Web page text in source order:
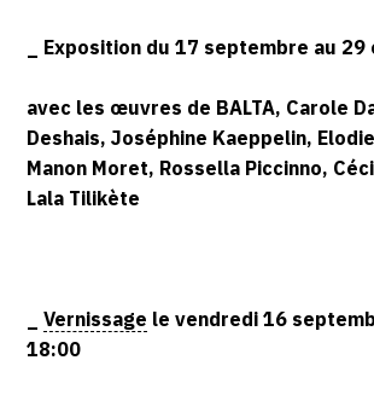
Roubaix
_ Exposition du 17 septembre au
avec les œuvres de BALTA, Carole
Deshais, Joséphine Kaeppelin,
Manon Moret, Rossella Piccinno,
Lala Tilikète
_Vernissage le vendredi 16
18:00